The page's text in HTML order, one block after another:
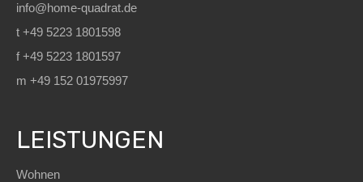
info@home-quadrat.de
t +49 5223 1801598
f +49 5223 1801597
m +49 152 01975997
LEISTUNGEN
Wohnen